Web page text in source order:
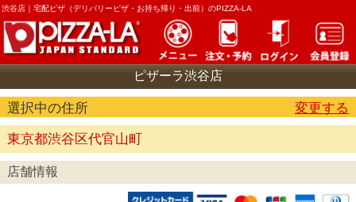
渋谷店｜ 宅配ピザ（デリバリーピザ・お持ち帰り・出前）のPIZZA-LA
ピザーラ渋谷店
選択中の住所 変更する
東京都渋谷区代官山町
店舗情報